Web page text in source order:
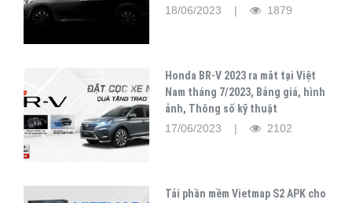
18/06/2023 |
1879
Honda BR-V 2023 ra mắt tại Việt
Nam tháng 7/2023, Bảng giá, hình
ảnh, Thông số kỹ thuật
17/06/2023 |
2102
Tải phần mềm Vietmap S2 APK cho